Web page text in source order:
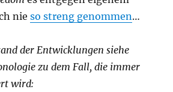
nieso streng genommen…
der Entwicklungen siehe
zu dem Fall, die immer
wird: